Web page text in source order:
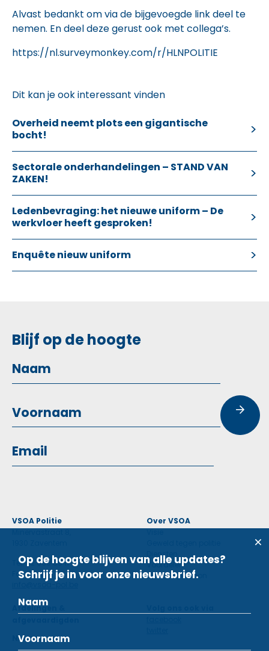
Alvast bedankt om via de bijgevoegde link deel te
nemen. En deel deze gerust ook met collega’s.
https://nl.surveymonkey.com/r/HLNPOLITIE
Dit kan je ook interessant vinden
Overheid neemt plots een gigantische
bocht!
Sectorale onderhandelingen – STAND VAN
ZAKEN!
Ledenbevraging: het nieuwe uniform – De
werkvloer heeft gesproken!
Enquête nieuw uniform
Blijf op de hoogte
VSOA Politie
Tel: 02 660 59 11
Fax: 02 660 50 97
info@vsoa-pol.be
Over VSOA
Diensten
Voordelen
Contactpersoon
Afdelingen &
Nieuws
Op de hoogte blijven van alle updates?
Schrijf je in voor onze nieuwsbrief.